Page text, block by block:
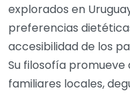
explorados en
preferencias
accesibilidad de los
Su filosofía promueve
familiares locales,